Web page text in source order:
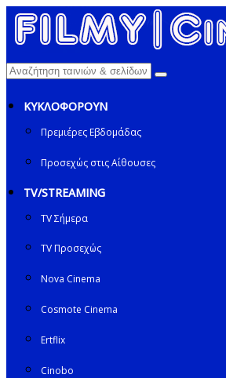
ΚΥΚΛΟΦΟΡΟΥΝ
Πρεμιέρες Εβδομάδας
Προσεχώς στις Αίθουσες
TV/STREAMING
TV Σήμερα
TV Προσεχώς
Nova Cinema
Cosmote Cinema
Ertflix
Cinobo